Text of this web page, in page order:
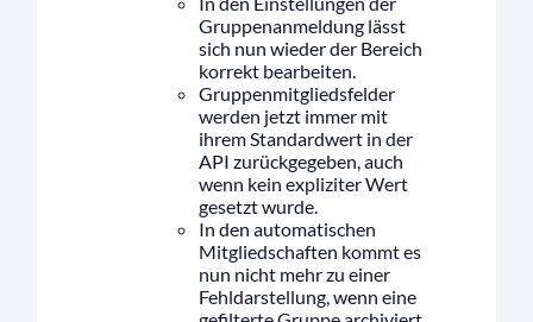
Gruppenanmeldung lässt
sich nun wieder der Bereich
korrekt bearbeiten.
Gruppenmitgliedsfelder
werden jetzt immer mit
ihrem Standardwert in der
API zurückgegeben, auch
wenn kein expliziter Wert
gesetzt wurde.
In den automatischen
Mitgliedschaften kommt es
nun nicht mehr zu einer
Fehldarstellung, wenn eine